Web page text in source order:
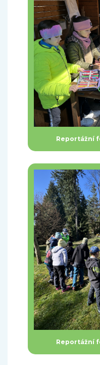
Reportážní
Reportážní